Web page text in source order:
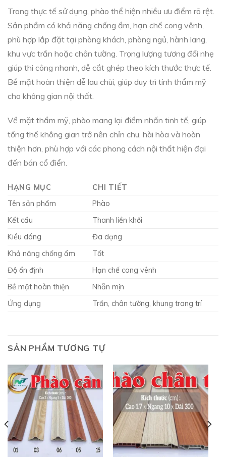
Trong thực tế sử dụng, phào thể hiện nhiều ưu điểm rõ rệt.
Sản phẩm có khả năng chống ẩm, hạn chế cong vênh,
phù hợp lắp đặt tại phòng khách, phòng ngủ, hành lang,
khu vực trần hoặc chân tường. Trọng lượng tương đối nhẹ
giúp thi công nhanh, dễ cắt ghép theo kích thước thực tế.
Bề mặt hoàn thiện dễ lau chùi, giúp duy trì tính thẩm mỹ
cho không gian nội thất.
Về mặt thẩm mỹ, phào mang lại điểm nhấn tinh tế, giúp
tổng thể không gian trở nên chỉn chu, hài hòa và hoàn
thiện hơn, phù hợp với các phong cách nội thất hiện đại
đến bán cổ điển.
HẠNG MỤC
CHI TIẾT
Tên sản phẩm
Phào
Kết cấu
Thanh liền khối
Kiểu dáng
Đa dạng
Khả năng chống ẩm
Tốt
Độ ổn định
Hạn chế cong vênh
Bề mặt hoàn thiện
Nhẵn mịn
Ứng dụng
Trần, chân tường, khung trang trí
SẢN PHẨM TƯƠNG TỰ